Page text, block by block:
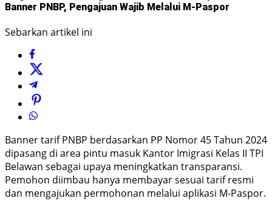
Banner PNBP, Pengajuan Wajib Melalui M-Paspor
Sebarkan artikel ini
Banner tarif PNBP berdasarkan PP Nomor 45 Tahun 2024
dipasang di area pintu masuk Kantor Imigrasi Kelas II TPI
Belawan sebagai upaya meningkatkan transparansi.
Pemohon diimbau hanya membayar sesuai tarif resmi
dan mengajukan permohonan melalui aplikasi M-Paspor.